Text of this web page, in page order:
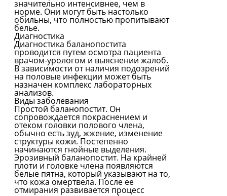
значительно интенсивнее, чем в
норме. Они могут быть настолько
обильны, что полностью пропитывают
белье.
Диагностика
Диагностика баланопостита
проводится путем осмотра пациента
врачом-урологом и выяснении жалоб.
В зависимости от наличия подозрений
на половые инфекции может быть
назначен комплекс лабораторных
анализов.
Виды заболевания
Простой баланопостит. Он
сопровождается покраснением и
отеком головки полового члена,
обычно есть зуд, жжение, изменение
структуры кожи. Постепенно
начинаются гнойные выделения.
Эрозивный баланопостит. На крайней
плоти и головке члена появляются
белые пятна, который указывают на то,
что кожа омертвела. После ее
отмирания развивается процесс